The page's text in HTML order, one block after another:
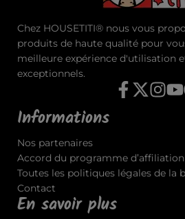
Chez HOUSETITI® nous vous
produits de haute qualité pour
meilleure expérience d'utilisation
exceptionnels.
Informations
Nos partenaires
Accord du programme d’affiliation
Toutes les politiques légales de la
Contact
En savoir plus